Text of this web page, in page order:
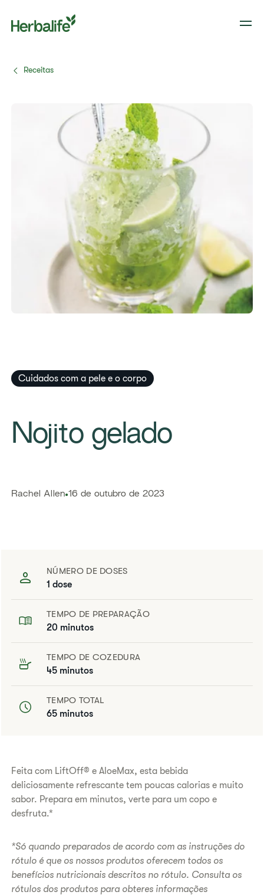
Receitas
Cuidados com a pele e o corpo​
​Nojito gelado
​​Rachel Allen​ 16 de outubro de 2023
NÚMERO DE DOSES
1 dose
TEMPO DE PREPARAÇÃO
20 minutos
TEMPO DE COZEDURA
45 minutos
TEMPO TOTAL
65 minutos
​Feita com LiftOff® e AloeMax, esta bebida
deliciosamente refrescante tem poucas calorias e muito
sabor. Prepara em minutos, verte para um copo e
desfruta.*
*Só quando preparados de acordo com as instruções do
rótulo é que os nossos produtos oferecem todos os
benefícios nutricionais descritos no rótulo. Consulta os
rótulos dos produtos para obteres informações